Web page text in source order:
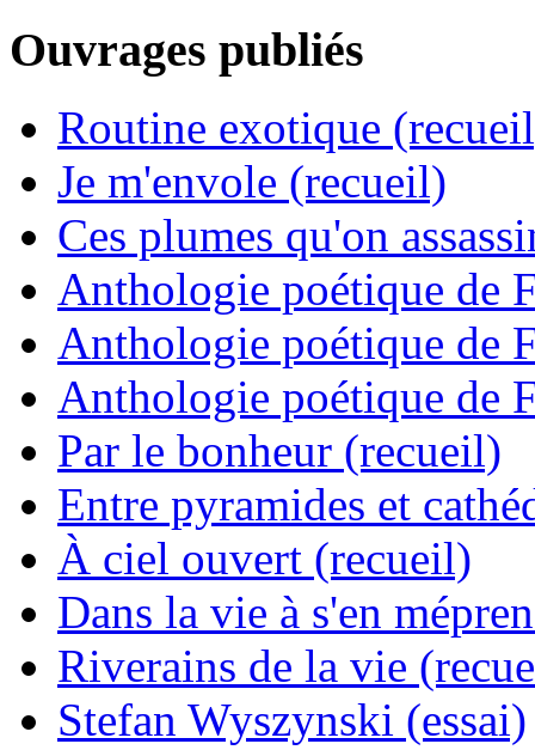
Ouvrages publiés
Routine exotique
Je m'envole (recueil)
Ces plumes qu'on
Anthologie poétique de
Anthologie poétique de
Anthologie poétique de
Par le bonheur (recueil)
Entre pyramides et
À ciel ouvert (recueil)
Dans la vie à s'en
Riverains de la vie
Stefan Wyszynski (essai)